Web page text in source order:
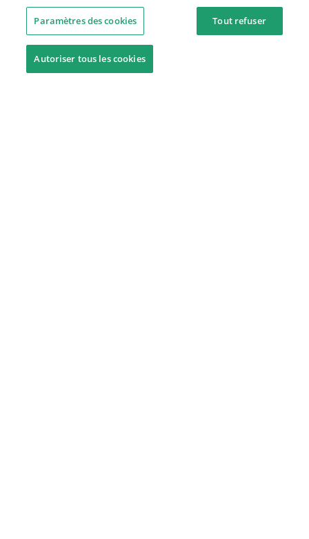
Paramètres des cookies Tout refuser
Autoriser tous les cookies